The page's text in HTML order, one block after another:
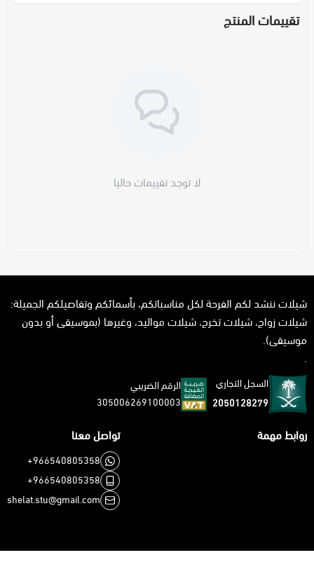
تقييمات المنتج
لا توجد تقييمات حاليا
شيلات ننشد لكم الفرحة لكل مناسباتكم، بأسمائكم وتفاصيلكم الجميلة:
شيلات زواج، شيلات تخرج، شيلات مواليد، وغيرها (بموسيقى أو بدون
موسيقى).
.
السجل التجاري
2050128279
الرقم الضريبي
305006269100003
روابط مهمة تواصل معنا
+966540805358
+966540805358
shelat.stu@gmail.com